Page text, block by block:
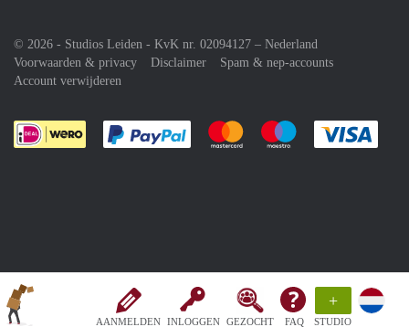
AANMELDEN INLOGGEN GEZOCHT FAQ
+
STUDIO
© 2026 - Studios Leiden - KvK nr. 02094127 – Nederland
Voorwaarden & privacy
Disclaimer
Spam & nep-accounts
Account verwijderen
Je rekent gemakkelijk af met Paypal
Je rekent gemakkelijk af met
Je rekent